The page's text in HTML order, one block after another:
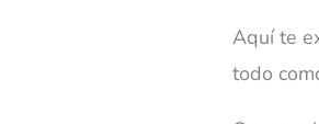
Aquí te
todo